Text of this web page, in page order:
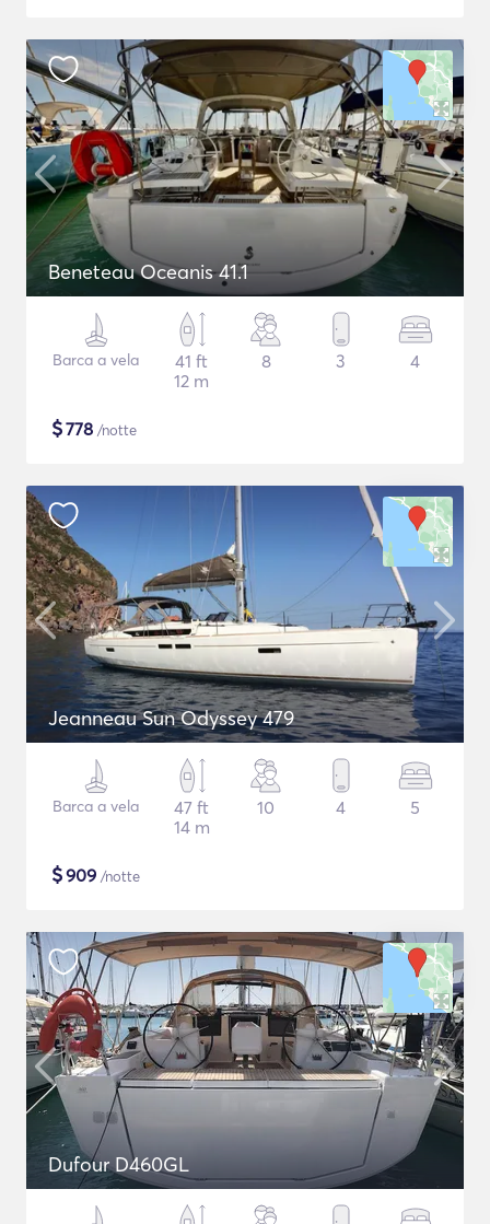
Beneteau Oceanis 41.1
Barca a vela
41 ft
12 m
8 3 4
$778 /notte
Jeanneau Sun Odyssey 479
Barca a vela
47 ft
14 m
10 4 5
$909 /notte
Dufour D460GL